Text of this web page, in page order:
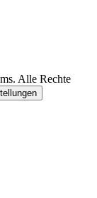
Alle Rechte